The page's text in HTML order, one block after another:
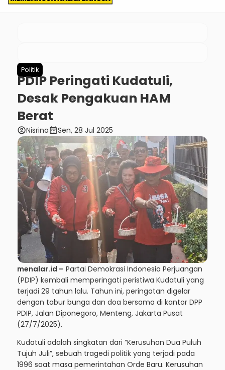
Politik
PDIP Peringati Kudatuli,
Desak Pengakuan HAM
Berat
account_circleNisrinacalendar_monthSen, 28 Jul 2025
menalar.id – Partai Demokrasi Indonesia Perjuangan
(PDIP) kembali memperingati peristiwa Kudatuli yang
terjadi 29 tahun lalu. Tahun ini, peringatan digelar
dengan tabur bunga dan doa bersama di kantor DPP
PDIP, Jalan Diponegoro, Menteng, Jakarta Pusat
(27/7/2025).
Kudatuli adalah singkatan dari “Kerusuhan Dua Puluh
Tujuh Juli”, sebuah tragedi politik yang terjadi pada
1996 saat masa pemerintahan Orde Baru. Kerusuhan